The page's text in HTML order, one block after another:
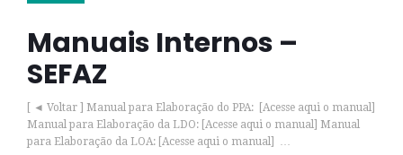
Manuais Internos –
SEFAZ
[ ◄ Voltar ] Manual para Elaboração do PPA: [Acesse aqui o manual]
Manual para Elaboração da LDO: [Acesse aqui o manual] Manual
para Elaboração da LOA: [Acesse aqui o manual] …